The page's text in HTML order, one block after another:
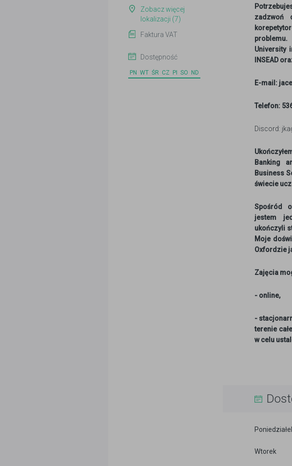
Zobacz więcej
lokalizacji (7)
Faktura VAT
Dostępność
PN WT ŚR CZ PI SO ND
zadzwoń
University
INSEAD
E-mail:
Telefon:
Discord:
Banking
Business
świecie
Spośród
jestem
ukończyli
Moje
Oxfordzie
Zajęcia
- online,
-
terenie
w celu
Wtorek